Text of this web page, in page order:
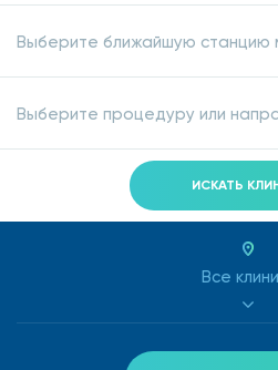
Выберите ближайшую станцию
Выберите процедуру или
ИСКАТЬ
Все